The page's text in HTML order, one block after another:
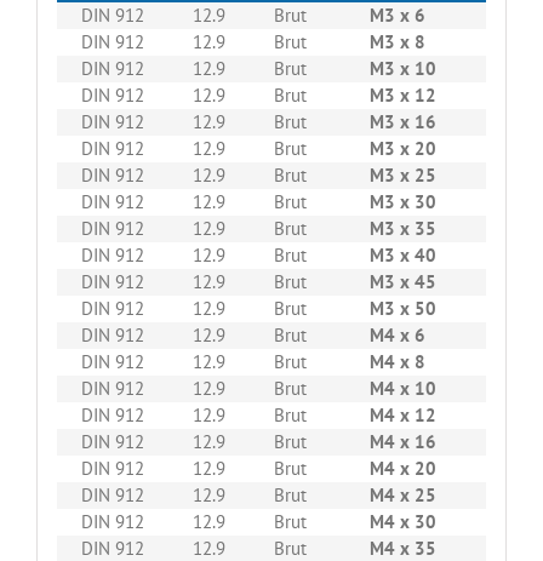
DIN 912 12.9 Brut M3 x 6
DIN 912
12.9 Brut M3 x 8
DIN 912
12.9 Brut M3 x 10
DIN 912
12.9 Brut M3 x 12
DIN 912
12.9 Brut M3 x 16
DIN 912
12.9 Brut M3 x 20
DIN 912
12.9 Brut M3 x 25
DIN 912
12.9 Brut M3 x 30
DIN 912
12.9 Brut M3 x 35
DIN 912
12.9 Brut M3 x 40
DIN 912
12.9 Brut M3 x 45
DIN 912
12.9 Brut M3 x 50
DIN 912
12.9 Brut M4 x 6
DIN 912
12.9 Brut M4 x 8
DIN 912
12.9 Brut M4 x 10
DIN 912
12.9 Brut M4 x 12
DIN 912
12.9 Brut M4 x 16
DIN 912
12.9 Brut M4 x 20
DIN 912
12.9 Brut M4 x 25
DIN 912
12.9 Brut M4 x 30
DIN 912
12.9 Brut M4 x 35